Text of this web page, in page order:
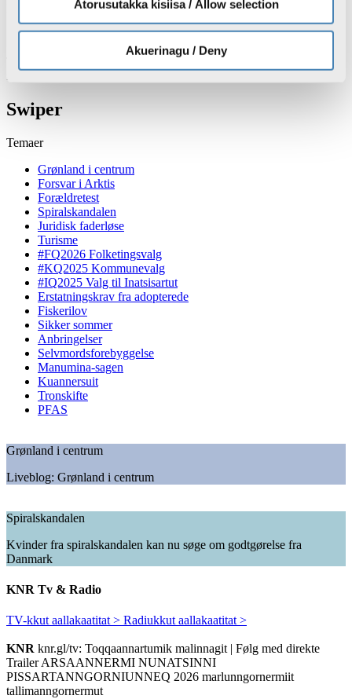
Atorusutakka kisiisa / Allow selection
Akuerinagu / Deny
To børn fundet i god behold efter SAR-operation
Trump forsøger igen at begrænse retten til statsborgerskab ved
Swiper
Temaer
Grønland i centrum
Forsvar i Arktis
Forældretest
Spiralskandalen
Juridisk faderløse
Turisme
#FQ2026 Folketingsvalg
#KQ2025 Kommunevalg
#IQ2025 Valg til Inatsisartut
Erstatningskrav fra adopterede
Fiskerilov
Sikker sommer
Anbringelser
Selvmordsforebyggelse
Manumina-sagen
Kuannersuit
Tronskifte
PFAS
Grønland i centrum
Liveblog: Grønland i centrum
Spiralskandalen
Kvinder fra spiralskandalen kan nu søge om godtgørelse fra
Danmark
KNR Tv & Radio
TV-kkut aallakaatitat > Radiukkut aallakaatitat >
KNR knr.gl/tv: Toqqaannartumik malinnagit | Følg med direkte
Trailer ARSAANNERMI NUNATSINNI
PISSARTANNGORNIUNNEQ 2026 marlunngornermiit
tallimanngornermut